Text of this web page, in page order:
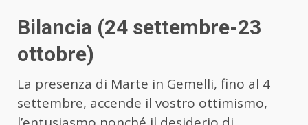
Bilancia (24 settembre-23
ottobre)
La presenza di Marte in Gemelli, fino al 4
settembre, accende il vostro ottimismo,